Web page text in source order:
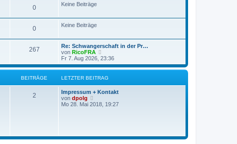
B
i
t
a
g
e
i
t
a
g
0 Keine Beiträge
0 Keine Beiträge
267
Re: Schwangerschaft in der Pr…
von RicoFRA
e
u
e
s
r
e
g
Fr 7. Aug 2026, 23:36
BEITRÄGE LETZTER BEITRAG
2
Impressum + Kontakt
von dpolg
e
r
Mo 28. Mai 2018, 19:27